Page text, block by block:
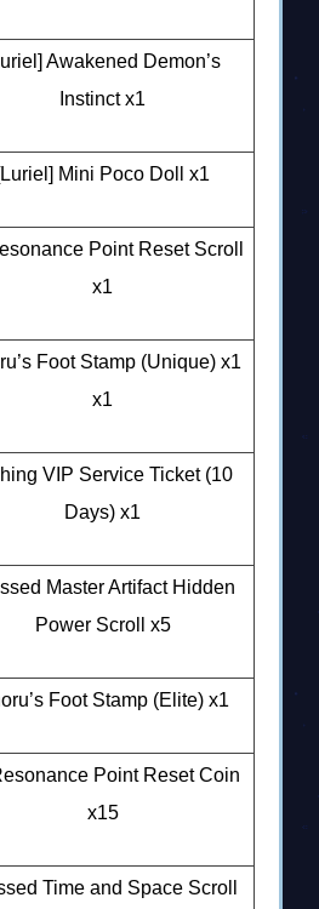
Awakened Demon’s
Instinct x1
Mini Poco Doll x1
Point Reset Scroll
x1
Foot Stamp (Unique) x1
x1
VIP Service Ticket (10
Days) x1
Master Artifact Hidden
Power Scroll x5
Foot Stamp (Elite) x1
Point Reset Coin
x15
Time and Space Scroll